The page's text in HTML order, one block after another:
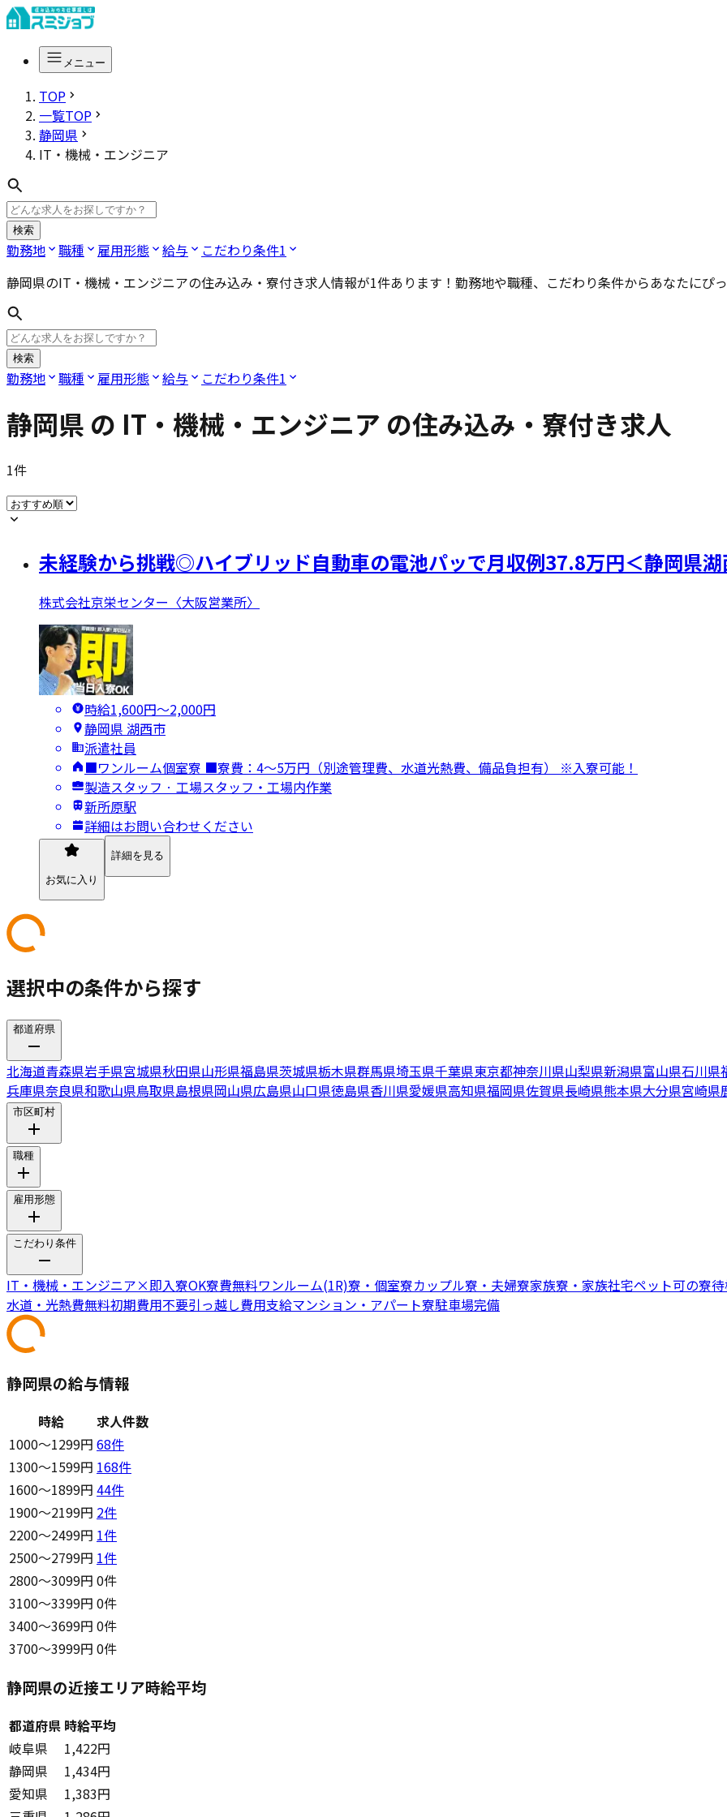
メニュー
TOP
一覧TOP
静岡県
IT・機械・エンジニア
検索
勤務地 職種 雇用形態 給与 こだわり条件1
静岡県のIT・機械・エンジニアの住み込み・寮付き求人情報が1件あります！勤務地や職種、こだわり条件からあなたにぴ
検索
勤務地 職種 雇用形態 給与 こだわり条件1
静岡県 の IT・機械・エンジニア の住み込み・寮付き求人
1件
未経験から挑戦◎ハイブリッド自動車の電池パッで月収例37.8万円＜静岡県
株式会社京栄センター〈大阪営業所〉
時給1,600円〜2,000円
静岡県 湖西市
派遣社員
■ワンルーム個室寮 ■寮費：4～5万円（別途管理費、水道光熱費、備品負担有） ※入寮可能！
製造スタッフ · 工場スタッフ・工場内作業
新所原駅
詳細はお問い合わせください
お気に入り
詳細を見る
選択中の条件から探す
都道府県
北海道青森県岩手県宮城県秋田県山形県福島県茨城県栃木県群馬県埼玉県千葉県東京都神奈川県山梨県新潟県富山県石川県
兵庫県奈良県和歌山県鳥取県島根県岡山県広島県山口県徳島県香川県愛媛県高知県福岡県佐賀県長崎県熊本県大分県宮崎県
市区町村
職種
雇用形態
こだわり条件
IT・機械・エンジニア×即入寮OK寮費無料ワンルーム(1R)寮・個室寮カップル寮・夫婦寮家族寮・家族社宅ペット可の寮
水道・光熱費無料初期費用不要引っ越し費用支給マンション・アパート寮駐車場完備
静岡県の給与情報
時給
求人件数
1000〜1299円 68件
1300〜1599円 168件
1600〜1899円 44件
1900〜2199円 2件
2200〜2499円 1件
2500〜2799円 1件
2800〜3099円 0件
3100〜3399円 0件
3400〜3699円 0件
3700〜3999円 0件
静岡県の近接エリア時給平均
都道府県 時給平均
岐阜県
1,422円
静岡県
1,434円
愛知県
1,383円